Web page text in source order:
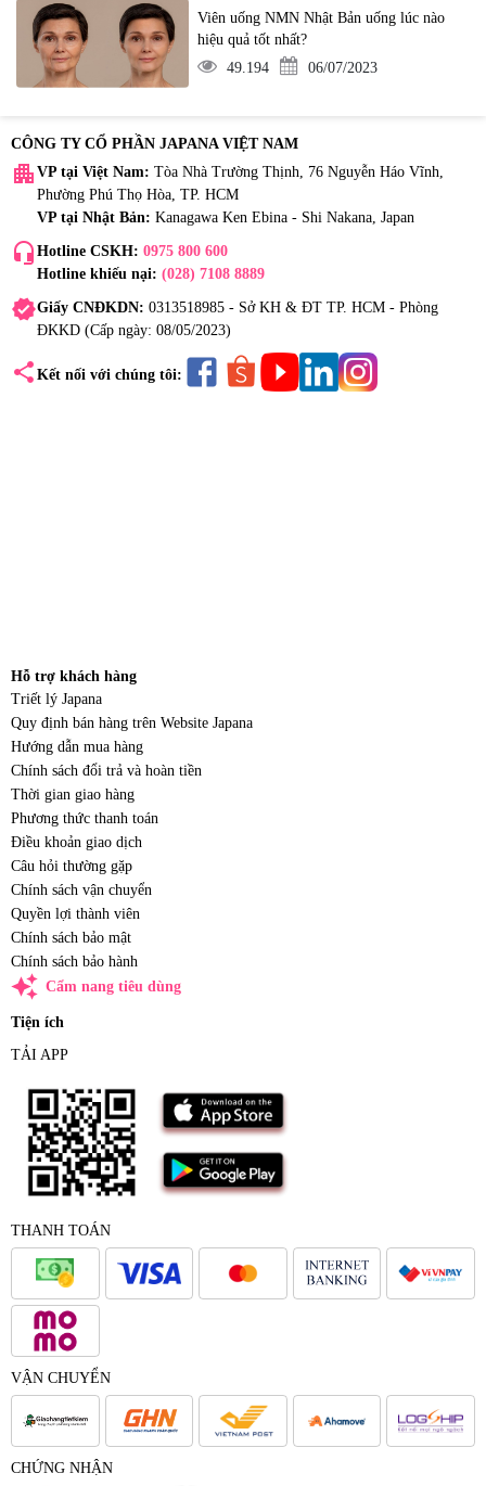
Viên uống NMN Nhật Bản uống lúc nào
hiệu quả tốt nhất?
49.194
06/07/2023
CÔNG TY CỔ PHẦN JAPANA VIỆT NAM
apartment VP tại Việt Nam: Tòa Nhà Trường Thịnh, 76 Nguyễn Háo Vĩnh,
Phường Phú Thọ Hòa, TP. HCM
VP tại Nhật Bản: Kanagawa Ken Ebina - Shi Nakana, Japan
headset_mic Hotline CSKH: 0975 800 600
Hotline khiếu nại: (028) 7108 8889
verifiedGiấy CNĐKDN: 0313518985 - Sở KH & ĐT TP. HCM - Phòng
ĐKKD (Cấp ngày: 08/05/2023)
share Kết nối với chúng tôi:
Hỗ trợ khách hàng
Triết lý Japana
Quy định bán hàng trên Website Japana
Hướng dẫn mua hàng
Chính sách đổi trả và hoàn tiền
Thời gian giao hàng
Phương thức thanh toán
Điều khoản giao dịch
Câu hỏi thường gặp
Chính sách vận chuyển
Quyền lợi thành viên
Chính sách bảo mật
Chính sách bảo hành
auto_awesome Cẩm nang tiêu dùng
Tiện ích
TẢI APP
THANH TOÁN
VẬN CHUYỂN
CHỨNG NHẬN